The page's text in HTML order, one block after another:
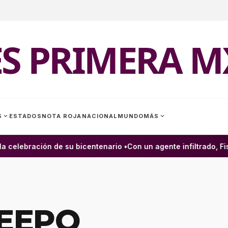
PRIMERA
expand_more ESTADOS NOTA ROJA NACIONAL MUNDOMÁS expand_more
de su bicentenario •Con un agente infiltrado,